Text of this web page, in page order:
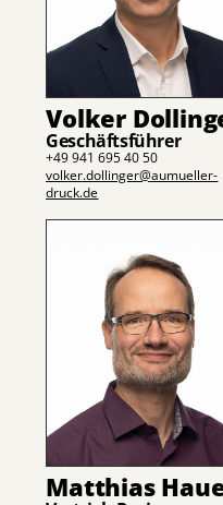
Volker
Geschäftsführer
+49 941 695 40 50
volker.dollinger@aumueller-
druck.de
Matthias